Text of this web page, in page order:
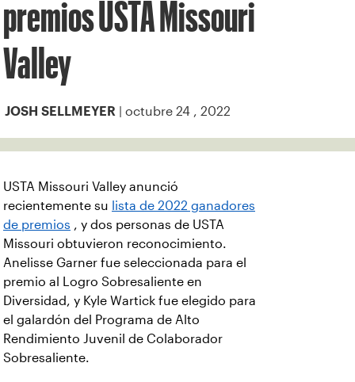
premios USTA Missouri
Valley
JOSH SELLMEYER | octubre 24 , 2022
USTA Missouri Valley anunció
recientemente su lista de 2022 ganadores
de premios , y dos personas de USTA
Missouri obtuvieron reconocimiento.
Anelisse Garner fue seleccionada para el
premio al Logro Sobresaliente en
Diversidad, y Kyle Wartick fue elegido para
el galardón del Programa de Alto
Rendimiento Juvenil de Colaborador
Sobresaliente.